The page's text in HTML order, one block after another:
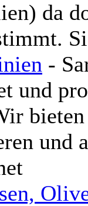
da
-
und
und